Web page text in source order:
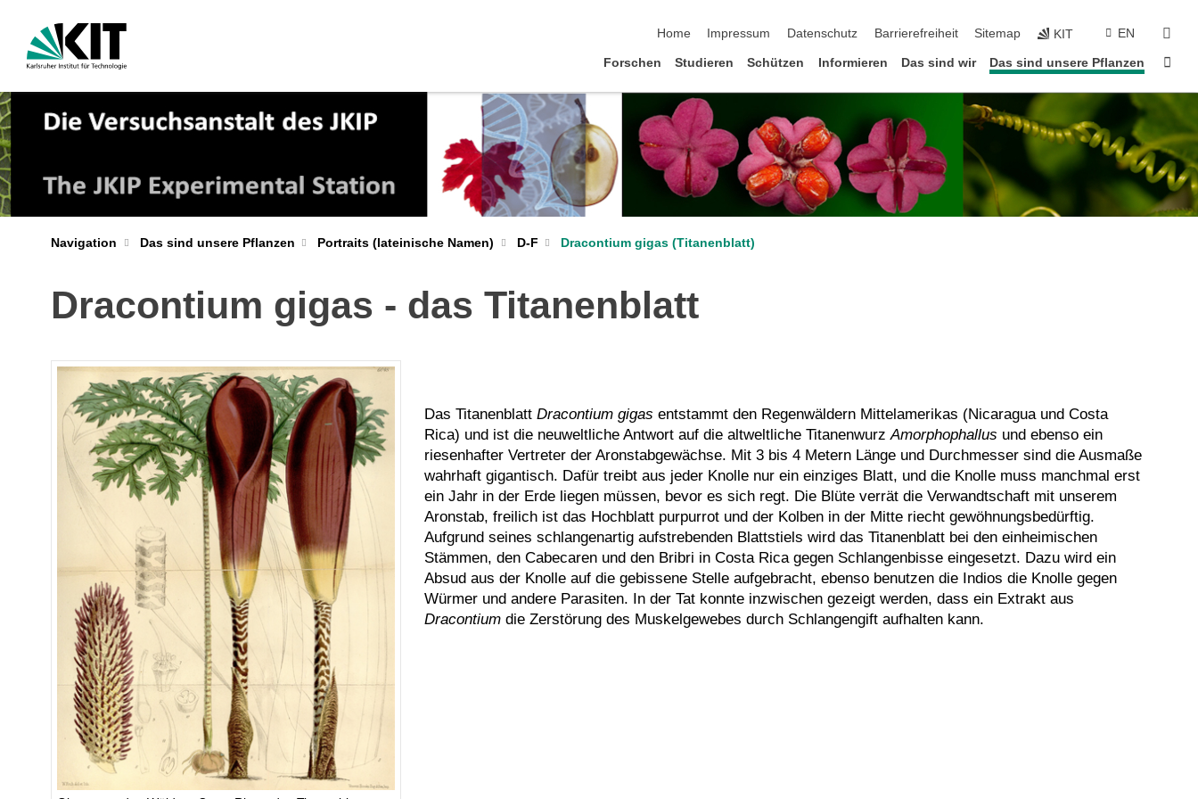
Home
Impressum Datenschutz Barrierefreiheit Sitemap KIT EN
Forschen Studieren Schützen Informieren Das sind wir Das sind unsere Pflanzen
Navigation Das sind unsere Pflanzen Portraits (lateinische Namen) D-F Dracontium gigas (Titanenblatt)
Dracontium gigas - das Titanenblatt
Das Titanenblatt Dracontium gigas entstammt den Regenwäldern Mittelamerikas (Nicaragua und Costa
Rica) und ist die neuweltliche Antwort auf die altweltliche Titanenwurz Amorphophallus und ebenso ein
riesenhafter Vertreter der Aronstabgewächse. Mit 3 bis 4 Metern Länge und Durchmesser sind die Ausmaße
wahrhaft gigantisch. Dafür treibt aus jeder Knolle nur ein einziges Blatt, und die Knolle muss manchmal erst
ein Jahr in der Erde liegen müssen, bevor es sich regt. Die Blüte verrät die Verwandtschaft mit unserem
Aronstab, freilich ist das Hochblatt purpurrot und der Kolben in der Mitte riecht gewöhnungsbedürftig.
Aufgrund seines schlangenartig aufstrebenden Blattstiels wird das Titanenblatt bei den einheimischen
Stämmen, den Cabecaren und den Bribri in Costa Rica gegen Schlangenbisse eingesetzt. Dazu wird ein
Absud aus der Knolle auf die gebissene Stelle aufgebracht, ebenso benutzen die Indios die Knolle gegen
Würmer und andere Parasiten. In der Tat konnte inzwischen gezeigt werden, dass ein Extrakt aus
Dracontiumdie Zerstörung des Muskelgewebes durch Schlangengift aufhalten kann.